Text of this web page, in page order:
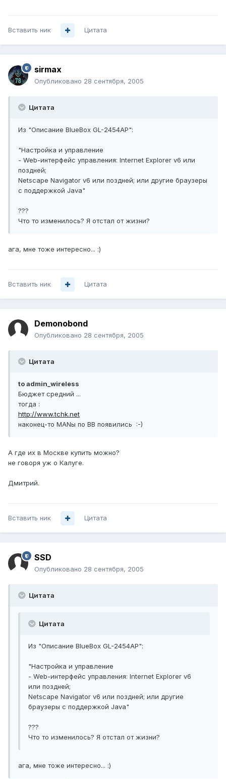
Вставить ник Цитата
sirmax
Опубликовано 28 сентября, 2005
Цитата
Из "Описание BlueBox GL-2454AP":
"Настройка и управление
- Web-интерфейс управления: Internet Explorer v6 или
поздней;
Netscape Navigator v6 или поздней; или другие браузеры
с поддержкой Java"
???
Что то изменилось? Я отстал от жизни?
ага, мне тоже интересно... :)
Вставить ник Цитата
Demonobond
Опубликовано 28 сентября, 2005
Цитата
to admin_wireless
Бюджет средний ...
тогда :
http://www.tchk.net
наконец-то MANы по BB появились :-)
А где их в Москве купить можно?
не говоря уж о Калуге.
Дмитрий.
Вставить ник Цитата
SSD
Опубликовано 28 сентября, 2005
Цитата
Цитата
Из "Описание BlueBox GL-2454AP":
"Настройка и управление
- Web-интерфейс управления: Internet Explorer v6
или поздней;
Netscape Navigator v6 или поздней; или другие
браузеры с поддержкой Java"
???
Что то изменилось? Я отстал от жизни?
ага, мне тоже интересно... :)